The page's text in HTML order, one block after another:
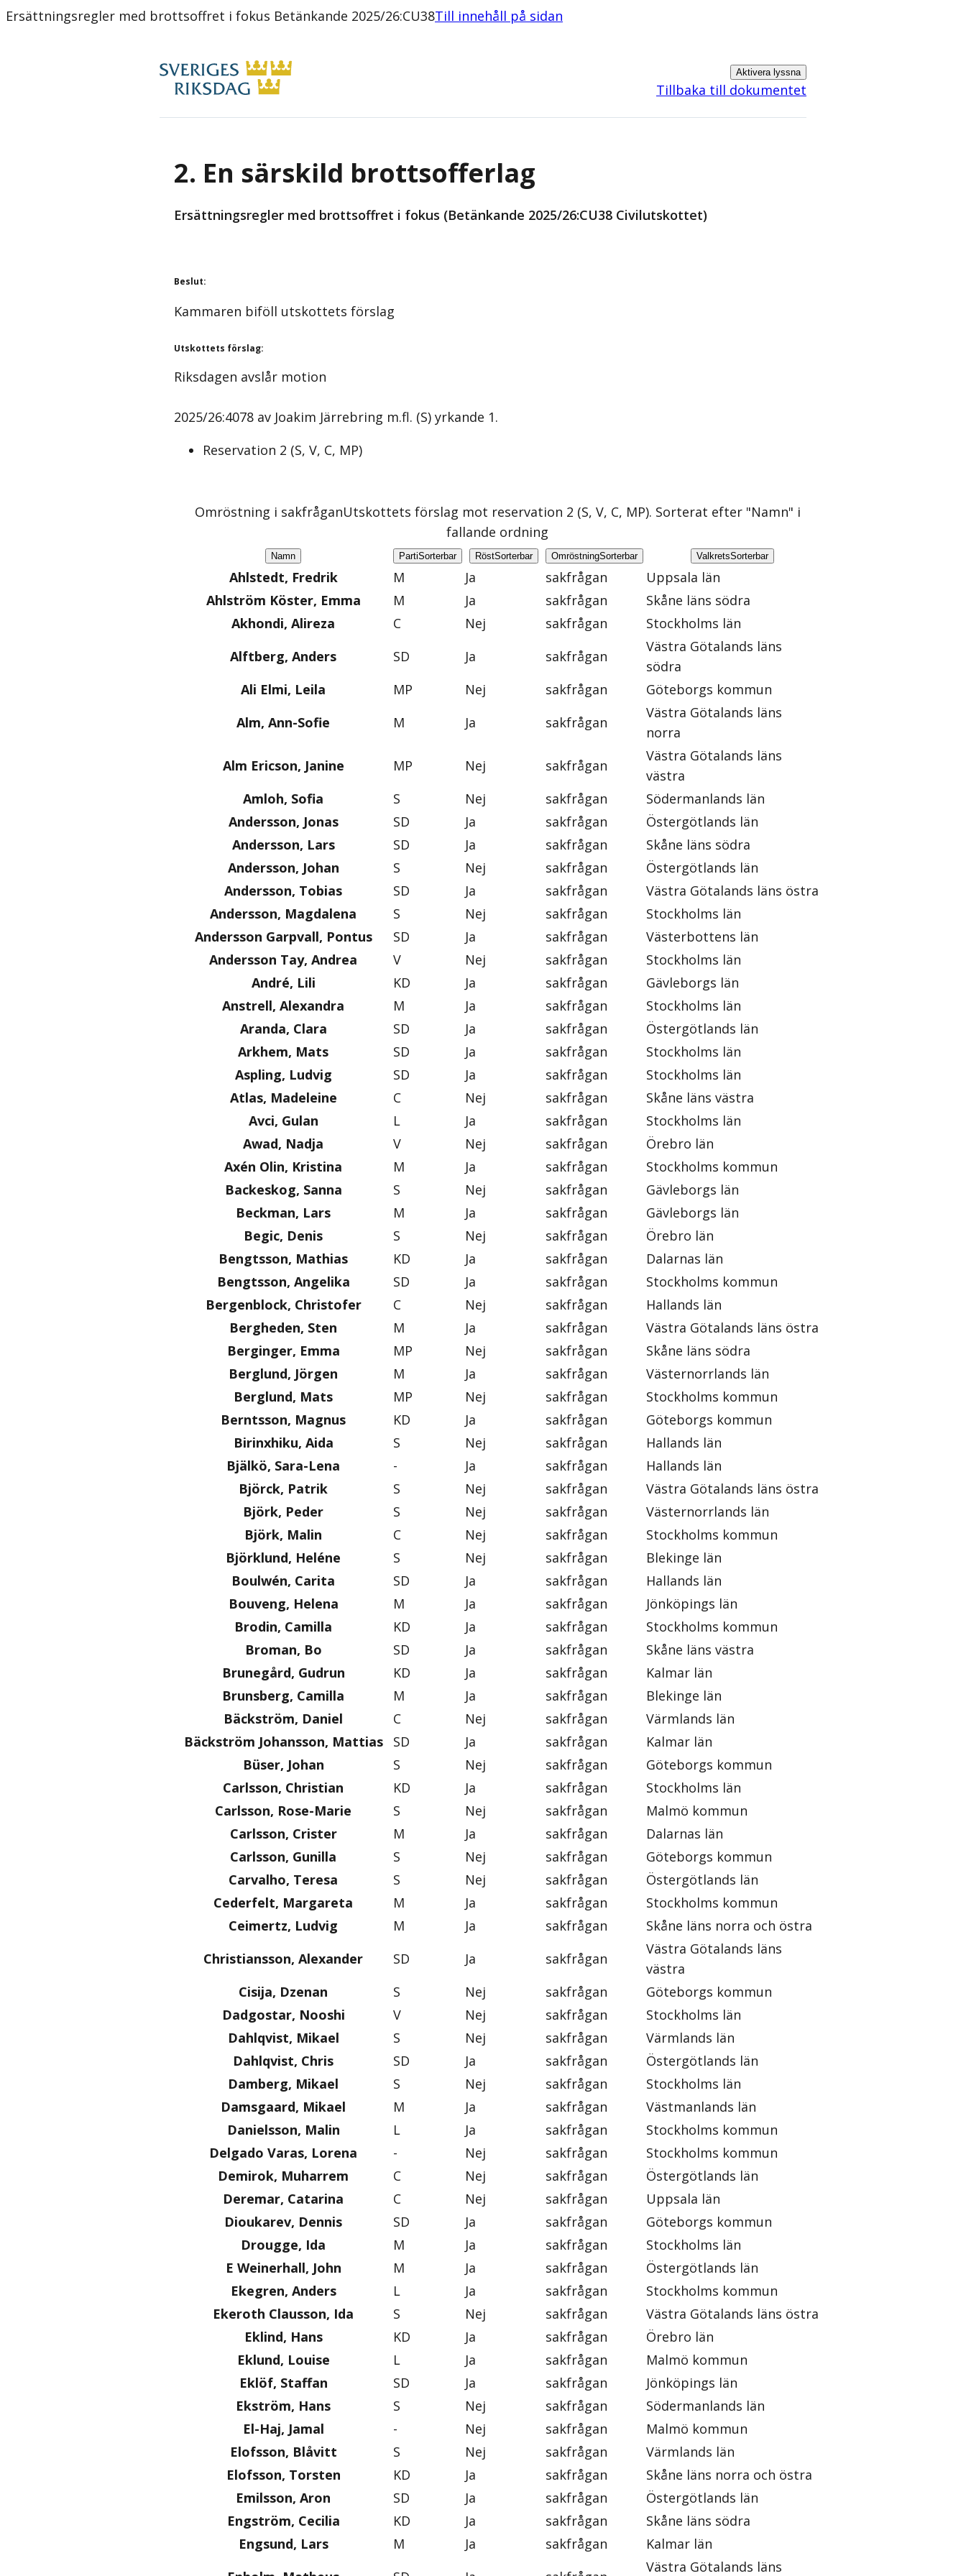
Ersättningsregler med brottsoffret i fokus Betänkande 2025/26:CU38Till innehåll på sidan
Aktivera lyssna
Tillbaka till dokumentet
2. En särskild brottsofferlag
Ersättningsregler med brottsoffret i fokus (Betänkande 2025/26:CU38 Civilutskottet)
Beslut:
Kammaren biföll utskottets förslag
Utskottets förslag:
Riksdagen avslår motion
2025/26:4078 av Joakim Järrebring m.fl. (S) yrkande 1.
Reservation 2 (S, V, C, MP)
Omröstning i sakfråganUtskottets förslag mot reservation 2 (S, V, C, MP). Sorterat efter "Namn" i
fallande ordning
Namn PartiSorterbar RöstSorterbar OmröstningSorterbar ValkretsSorterbar
Ahlstedt, Fredrik M Ja sakfrågan
Uppsala län
Ahlström Köster, Emma
M Ja sakfrågan
Skåne läns södra
Akhondi, Alireza
C Nej sakfrågan
Stockholms län
Alftberg, Anders
SD Ja sakfrågan
Västra Götalands läns
södra
Ali Elmi, Leila
MP Nej sakfrågan
Göteborgs kommun
Alm, Ann-Sofie
M Ja sakfrågan
Västra Götalands läns
norra
Alm Ericson, Janine
MP Nej sakfrågan
Västra Götalands läns
västra
Amloh, Sofia
S Nej sakfrågan
Södermanlands län
Andersson, Jonas
SD Ja sakfrågan
Östergötlands län
Andersson, Lars
SD Ja sakfrågan
Skåne läns södra
Andersson, Johan
S Nej sakfrågan
Östergötlands län
Andersson, Tobias
SD Ja sakfrågan
Västra Götalands läns östra
Andersson, Magdalena
S Nej sakfrågan
Stockholms län
Andersson Garpvall, Pontus
SD Ja sakfrågan
Västerbottens län
Andersson Tay, Andrea
V Nej sakfrågan
Stockholms län
André, Lili
KD Ja sakfrågan
Gävleborgs län
Anstrell, Alexandra
M Ja sakfrågan
Stockholms län
Aranda, Clara
SD Ja sakfrågan
Östergötlands län
Arkhem, Mats
SD Ja sakfrågan
Stockholms län
Aspling, Ludvig
SD Ja sakfrågan
Stockholms län
Atlas, Madeleine
C Nej sakfrågan
Skåne läns västra
Avci, Gulan
L Ja sakfrågan
Stockholms län
Awad, Nadja
V Nej sakfrågan
Örebro län
Axén Olin, Kristina
M Ja sakfrågan
Stockholms kommun
Backeskog, Sanna
S Nej sakfrågan
Gävleborgs län
Beckman, Lars
M Ja sakfrågan
Gävleborgs län
Begic, Denis
S Nej sakfrågan
Örebro län
Bengtsson, Mathias
KD Ja sakfrågan
Dalarnas län
Bengtsson, Angelika
SD Ja sakfrågan
Stockholms kommun
Bergenblock, Christofer
C Nej sakfrågan
Hallands län
Bergheden, Sten
M Ja sakfrågan
Västra Götalands läns östra
Berginger, Emma
MP Nej sakfrågan
Skåne läns södra
Berglund, Jörgen
M Ja sakfrågan
Västernorrlands län
Berglund, Mats
MP Nej sakfrågan
Stockholms kommun
Berntsson, Magnus
KD Ja sakfrågan
Göteborgs kommun
Birinxhiku, Aida
S Nej sakfrågan
Hallands län
Bjälkö, Sara-Lena
- Ja sakfrågan
Hallands län
Björck, Patrik
S Nej sakfrågan
Västra Götalands läns östra
Björk, Peder
S Nej sakfrågan
Västernorrlands län
Björk, Malin
C Nej sakfrågan
Stockholms kommun
Björklund, Heléne
S Nej sakfrågan
Blekinge län
Boulwén, Carita
SD Ja sakfrågan
Hallands län
Bouveng, Helena
M Ja sakfrågan
Jönköpings län
Brodin, Camilla
KD Ja sakfrågan
Stockholms kommun
Broman, Bo
SD Ja sakfrågan
Skåne läns västra
Brunegård, Gudrun
KD Ja sakfrågan
Kalmar län
Brunsberg, Camilla
M Ja sakfrågan
Blekinge län
Bäckström, Daniel
C Nej sakfrågan
Värmlands län
Bäckström Johansson, Mattias
SD Ja sakfrågan
Kalmar län
Büser, Johan
S Nej sakfrågan
Göteborgs kommun
Carlsson, Christian
KD Ja sakfrågan
Stockholms län
Carlsson, Rose-Marie
S Nej sakfrågan
Malmö kommun
Carlsson, Crister
M Ja sakfrågan
Dalarnas län
Carlsson, Gunilla
S Nej sakfrågan
Göteborgs kommun
Carvalho, Teresa
S Nej sakfrågan
Östergötlands län
Cederfelt, Margareta
M Ja sakfrågan
Stockholms kommun
Ceimertz, Ludvig
M Ja sakfrågan
Skåne läns norra och östra
Christiansson, Alexander
SD Ja sakfrågan
Västra Götalands läns
västra
Cisija, Dzenan
S Nej sakfrågan
Göteborgs kommun
Dadgostar, Nooshi
V Nej sakfrågan
Stockholms län
Dahlqvist, Mikael
S Nej sakfrågan
Värmlands län
Dahlqvist, Chris
SD Ja sakfrågan
Östergötlands län
Damberg, Mikael
S Nej sakfrågan
Stockholms län
Damsgaard, Mikael
M Ja sakfrågan
Västmanlands län
Danielsson, Malin
L Ja sakfrågan
Stockholms kommun
Delgado Varas, Lorena
- Nej sakfrågan
Stockholms kommun
Demirok, Muharrem
C Nej sakfrågan
Östergötlands län
Deremar, Catarina
C Nej sakfrågan
Uppsala län
Dioukarev, Dennis
SD Ja sakfrågan
Göteborgs kommun
Drougge, Ida
M Ja sakfrågan
Stockholms län
E Weinerhall, John
M Ja sakfrågan
Östergötlands län
Ekegren, Anders
L Ja sakfrågan
Stockholms kommun
Ekeroth Clausson, Ida
S Nej sakfrågan
Västra Götalands läns östra
Eklind, Hans
KD Ja sakfrågan
Örebro län
Eklund, Louise
L Ja sakfrågan
Malmö kommun
Eklöf, Staffan
SD Ja sakfrågan
Jönköpings län
Ekström, Hans
S Nej sakfrågan
Södermanlands län
El-Haj, Jamal
- Nej sakfrågan
Malmö kommun
Elofsson, Blåvitt
S Nej sakfrågan
Värmlands län
Elofsson, Torsten
KD Ja sakfrågan
Skåne läns norra och östra
Emilsson, Aron
SD Ja sakfrågan
Östergötlands län
Engström, Cecilia
KD Ja sakfrågan
Skåne läns södra
Engsund, Lars
M Ja sakfrågan
Kalmar län
Västra Götalands läns